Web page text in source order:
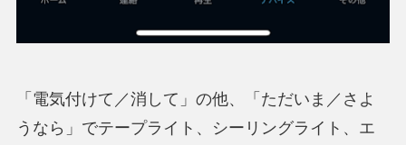
「電気付けて／消して」の他、「ただいま／さよ
うなら」でテープライト、シーリングライト、エ